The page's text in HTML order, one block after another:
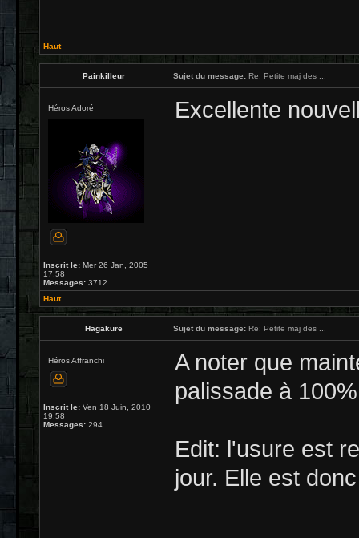
Haut
Painkilleur Sujet du message: Re: Petite maj des ...
Héros Adoré
Inscrit le: Mer 26 Jan, 2005
17:58
Messages: 3712
Excellente
Haut
Hagakure Sujet du message: Re: Petite maj des ...
Héros Affranchi
Inscrit le: Ven 18 Juin, 2010
19:58
Messages: 294
A noter que
palissade à
Edit: l'usure est
jour. Elle est